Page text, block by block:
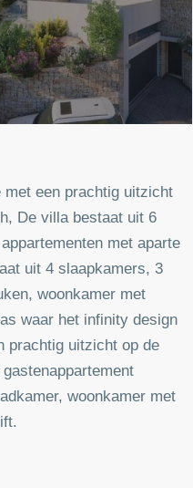
met een prachtig uitzicht
De villa bestaat uit 6
met aparte
uit 4 slaapkamers, 3
woonkamer met
waar het infinity design
prachtig uitzicht op de
woonkamer met